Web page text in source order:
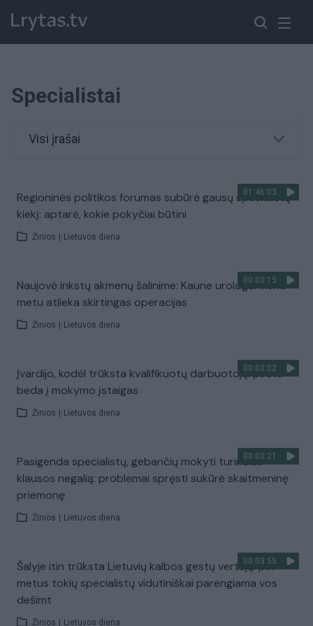
Specialistai
Visi įrašai
01:46:03
Regioninės politikos forumas subūrė gausų specialistų
kiekį: aptarė, kokie pokyčiai būtini
Žinios Lietuvos diena
00:03:15
Naujovė inkstų akmenų šalinime: Kaune urologai vienu
metu atlieka skirtingas operacijas
Žinios Lietuvos diena
00:03:02
Įvardijo, kodėl trūksta kvalifikuotų darbuotojų: pirštu
beda į mokymo įstaigas
Žinios Lietuvos diena
00:03:21
Pasigenda specialistų, gebančių mokyti turinčius
klausos negalią: problemai spręsti sukūrė skaitmeninę
priemonę
Žinios Lietuvos diena
00:03:55
Šalyje itin trūksta Lietuvių kalbos gestų vertėjų: per
metus tokių specialistų vidutiniškai parengiama vos
dešimt
Žinios Lietuvos diena